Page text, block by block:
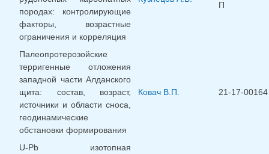
породах: контролирующие
факторы, возрастные
ограничения и корреляция
П
Палеопротерозойские
терригенные отложения
западной части Алданского
щита: состав, возраст,
источники и области сноса,
геодинамические
обстановки формирования
Ковач В.П. 21-17-00164
U-Pb изотопная